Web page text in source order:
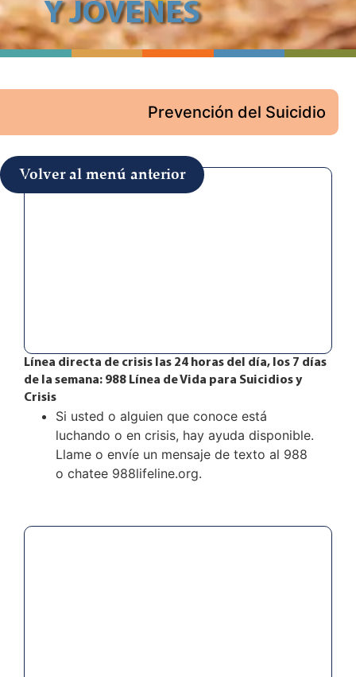
Y JÓVENES
Prevención del Suicidio
Volver al menú anterior
Línea directa de crisis las 24 horas del día, los 7 días
de la semana: 988 Línea de Vida para Suicidios y
Crisis
Si usted o alguien que conoce está
luchando o en crisis, hay ayuda disponible.
Llame o envíe un mensaje de texto al 988
o chatee 988lifeline.org.